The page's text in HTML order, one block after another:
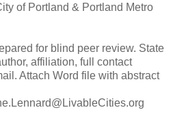
of Portland & Portland Metro
for blind peer review. State
affiliation, full contact
Attach Word file with abstract